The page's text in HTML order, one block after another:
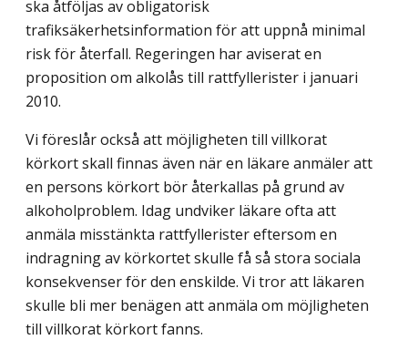
ska åtföljas av obligatorisk
trafiksäkerhetsinformation för att uppnå minimal
risk för återfall. Regeringen har aviserat en
proposition om alkolås till rattfyllerister i januari
2010.
Vi föreslår också att möjligheten till villkorat
körkort skall finnas även när en läkare anmäler att
en persons körkort bör återkallas på grund av
alkoholproblem. Idag undviker läkare ofta att
anmäla misstänkta rattfyllerister eftersom en
indragning av körkortet skulle få så stora sociala
konsekvenser för den enskilde. Vi tror att läkaren
skulle bli mer benägen att anmäla om möjligheten
till villkorat körkort fanns.